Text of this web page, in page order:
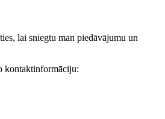
lai sniegtu man piedāvājumu un
kontaktinformāciju: